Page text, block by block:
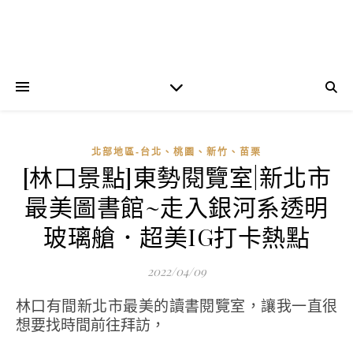
北部地區-台北、桃園、新竹、苗栗
[林口景點]東勢閱覽室|新北市
最美圖書館~走入銀河系透明
玻璃艙．超美IG打卡熱點
2022/04/09
林口有間新北市最美的讀書閱覽室，讓我一直很
想要找時間前往拜訪，